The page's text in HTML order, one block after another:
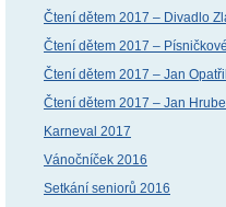
Čtení dětem 2017 – Divadlo
Čtení dětem 2017 –
Čtení dětem 2017 – Jan Opatřil
Čtení dětem 2017 – Jan
Karneval 2017
Vánočníček 2016
Setkání seniorů 2016